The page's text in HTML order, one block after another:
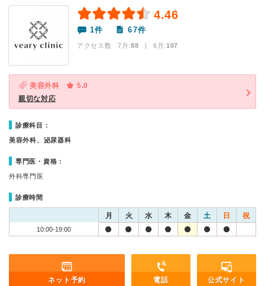
4.46
1件 67件
アクセス数 7月:88 | 6月:107
美容外科
5.0
親切な対応
診療科目：
美容外科、泌尿器科
専門医・資格：
外科専門医
診療時間
月 火 水 木 金 土 日 祝
10:00-19:00
ネット予約 電話 公式サイト